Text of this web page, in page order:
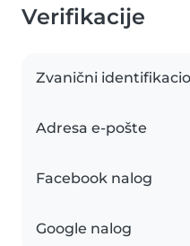
Verifikacije
Zvanični
Adresa e-pošte
Facebook nalog
Google nalog